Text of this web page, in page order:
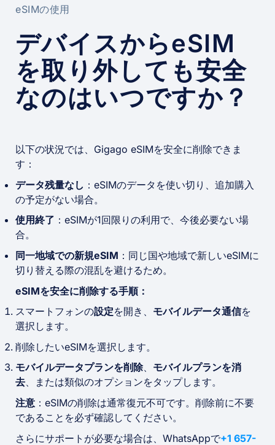
eSIMの使用
デバイスからeSIM
を取り外しても安全
なのはいつですか？
以下の状況では、Gigago eSIMを安全に削除できま
す：
データ残量なし ：eSIMのデータを使い切り、追加購入
の予定がない場合。
使用終了 ：eSIMが1回限りの利用で、今後必要ない場
合。
同一地域での新規eSIM ：同じ国や地域で新しいeSIMに
切り替える際の混乱を避けるため。
eSIMを安全に削除する手順：
スマートフォンの設定を開き、 モバイルデータ通信を
選択します。
削除したいeSIMを選択します。
モバイルデータプランを削除、 モバイルプランを消
去、または類似のオプションをタップします。
注意 ：eSIMの削除は通常復元不可です。削除前に不要
であることを必ず確認してください。
さらにサポートが必要な場合は、WhatsAppで+1 657-